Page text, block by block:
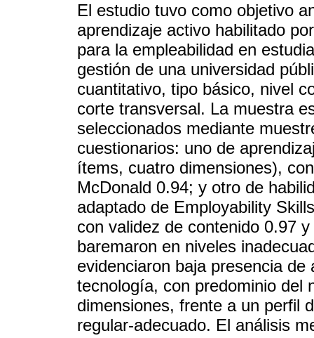
El estudio tuvo como objetivo
aprendizaje activo habilitado
para la empleabilidad en
gestión de una universidad
cuantitativo, tipo básico, nivel
corte transversal. La muestra
seleccionados mediante
cuestionarios: uno de
ítems, cuatro dimensiones),
McDonald 0.94; y otro de
adaptado de Employability
con validez de contenido 0.97
baremaron en niveles
evidenciaron baja presencia
tecnología, con predominio del
dimensiones, frente a un perfil
regular-adecuado. El análisis